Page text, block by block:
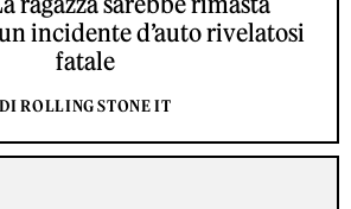
incidente d’auto rivelatosi
fatale
DI ROLLING STONE IT